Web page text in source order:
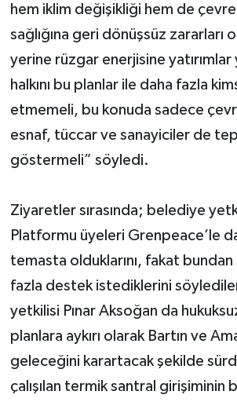
hem iklim değişikliği hem de
sağlığına geri dönüşsüz zararları
yerine rüzgar enerjisine yatırımlar
halkını bu planlar ile daha fazla
etmemeli, bu konuda sadece
esnaf, tüccar ve sanayiciler de
göstermeli” söyledi.
Ziyaretler sırasında; belediye
Platformu üyeleri Grenpeace’le
temasta olduklarını, fakat
fazla destek istediklerini
yetkilisi Pınar Aksoğan da
planlara aykırı olarak Bartın ve
geleceğini karartacak şekilde
çalışılan termik santral girişiminin